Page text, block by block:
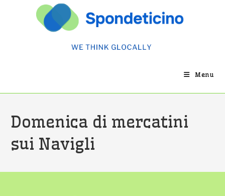
Menu
Domenica di mercatini
sui Navigli